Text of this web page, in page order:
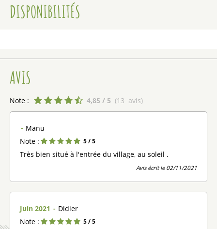
DISPONIBILITÉS
AVIS
Note : 4,85 / 5 (13 avis)
Manu
Note :
5 / 5
Très bien situé à l'entrée du village, au soleil .
Avis écrit le 02/11/2021
Juin 2021
Didier
Note :
5 / 5